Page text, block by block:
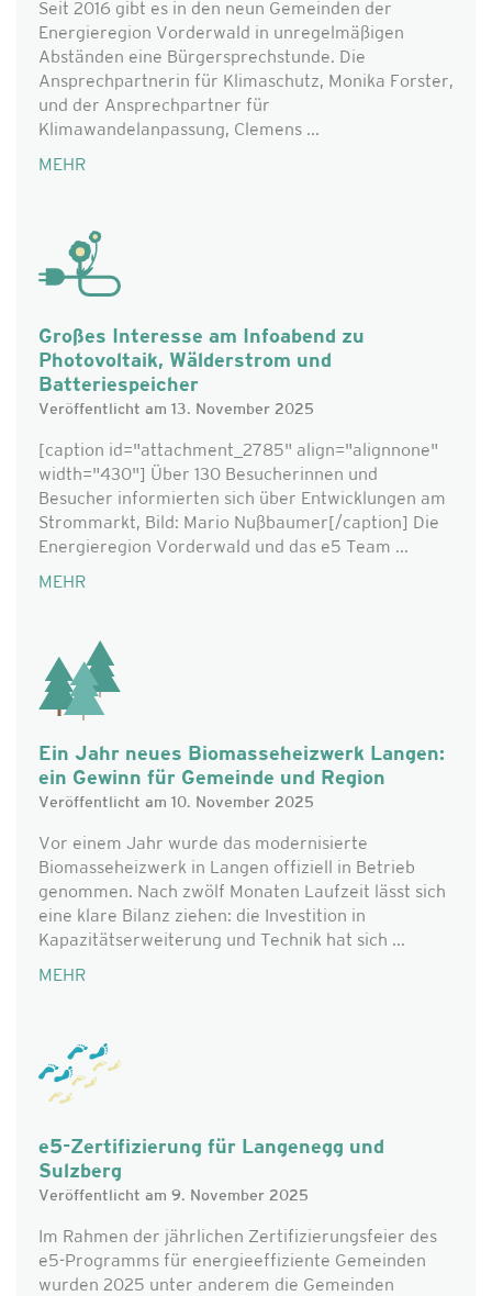
Seit 2016 gibt es in den neun Gemeinden der
Energieregion Vorderwald in unregelmäßigen
Abständen eine Bürgersprechstunde. Die
Ansprechpartnerin für Klimaschutz, Monika Forster,
und der Ansprechpartner für
Klimawandelanpassung, Clemens ...
MEHR
Großes Interesse am Infoabend zu
Photovoltaik, Wälderstrom und
Batteriespeicher
Veröffentlicht am 13. November 2025
[caption id="attachment_2785" align="alignnone"
width="430"] Über 130 Besucherinnen und
Besucher informierten sich über Entwicklungen am
Strommarkt, Bild: Mario Nußbaumer[/caption] Die
Energieregion Vorderwald und das e5 Team ...
MEHR
Ein Jahr neues Biomasseheizwerk Langen:
ein Gewinn für Gemeinde und Region
Veröffentlicht am 10. November 2025
Vor einem Jahr wurde das modernisierte
Biomasseheizwerk in Langen offiziell in Betrieb
genommen. Nach zwölf Monaten Laufzeit lässt sich
eine klare Bilanz ziehen: die Investition in
Kapazitätserweiterung und Technik hat sich ...
MEHR
e5-Zertifizierung für Langenegg und
Sulzberg
Veröffentlicht am 9. November 2025
Im Rahmen der jährlichen Zertifizierungsfeier des
e5-Programms für energieeffiziente Gemeinden
wurden 2025 unter anderem die Gemeinden